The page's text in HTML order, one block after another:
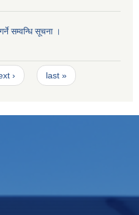
सम्वन्धि सूचना ।
› last »